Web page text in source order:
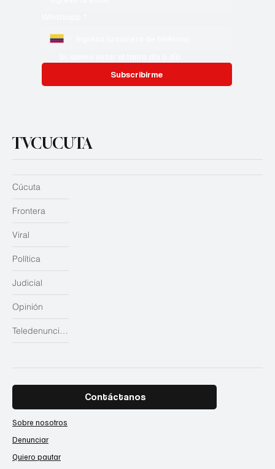
Subscribirme
TVCUCUTA
Judicial
Opinión
Teledenuncias
Cúcuta
Frontera
Viral
Política
Contáctanos
Sobre nosotros
Denunciar
Quiero pautar